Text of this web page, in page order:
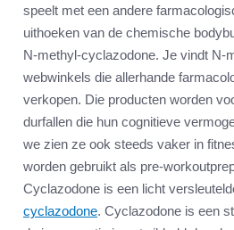
speelt met een andere
uithoeken van de chemische
N-methyl-cyclazodone. Je vindt N-
webwinkels die allerhande
verkopen. Die producten worden
durfallen die hun cognitieve
we zien ze ook steeds vaker in
worden gebruikt als pre-
Cyclazodone is een licht
cyclazodone. Cyclazodone is een